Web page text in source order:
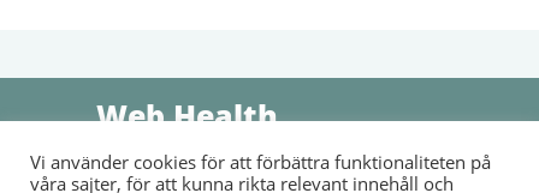
Web Health
Sammanställer information, nyheter och våra läsares egna
berättelser om sjukdomar, medicin och hälsa. Vi arbetar för
Vi använder cookies för att förbättra funktionaliteten på
våra sajter, för att kunna rikta relevant innehåll och